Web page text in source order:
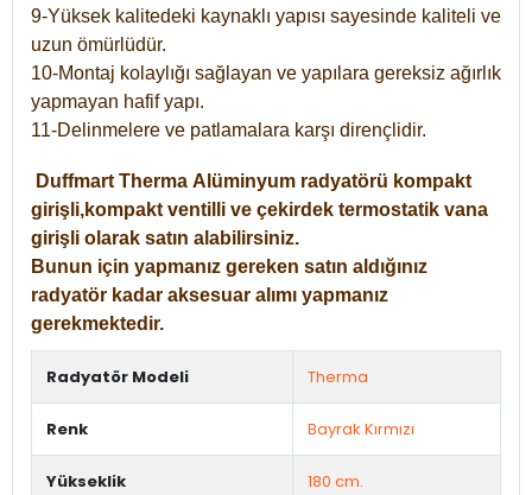
9-Yüksek kalitedeki kaynaklı yapısı sayesinde kaliteli ve
uzun ömürlüdür.
10-Montaj kolaylığı sağlayan ve yapılara gereksiz ağırlık
yapmayan hafif yapı.
11-Delinmelere ve patlamalara karşı dirençlidir.
Duffmart Therma Alüminyum radyatörü kompakt
girişli,kompakt ventilli ve çekirdek termostatik vana
girişli olarak satın alabilirsiniz.
Bunun için yapmanız gereken satın aldığınız
radyatör kadar aksesuar alımı yapmanız
gerekmektedir.
Radyatör Modeli Therma
Renk Bayrak Kırmızı
Yükseklik 180 cm.